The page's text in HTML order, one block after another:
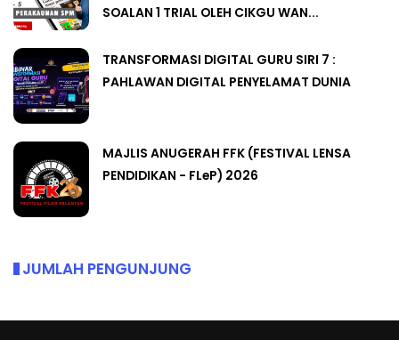
SOALAN 1 TRIAL OLEH CIKGU WAN...
TRANSFORMASI DIGITAL GURU SIRI 7 :
PAHLAWAN DIGITAL PENYELAMAT DUNIA
MAJLIS ANUGERAH FFK (FESTIVAL LENSA
PENDIDIKAN - FLeP) 2026
JUMLAH PENGUNJUNG